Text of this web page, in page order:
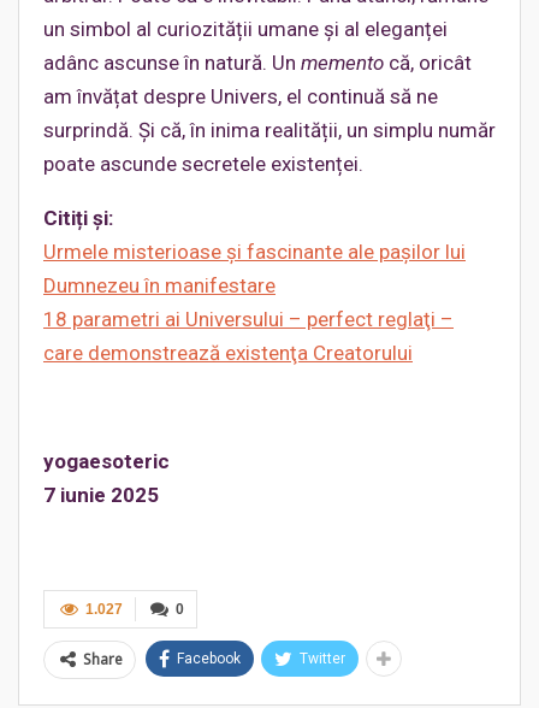
un simbol al curiozității umane și al eleganței
adânc ascunse în natură. Un memento că, oricât
am învățat despre Univers, el continuă să ne
surprindă. Și că, în inima realității, un simplu număr
poate ascunde secretele existenței.
Citiți și:
Urmele misterioase şi fascinante ale paşilor lui
Dumnezeu în manifestare
18 parametri ai Universului – perfect reglaţi –
care demonstrează existenţa Creatorului
yogaesoteric
7 iunie 2025
0
1.027
Share Facebook Twitter